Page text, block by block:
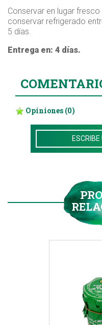
Conservar en lugar
conservar refrigerado
5 días.
Entrega en: 4 días.
Opiniones (0)